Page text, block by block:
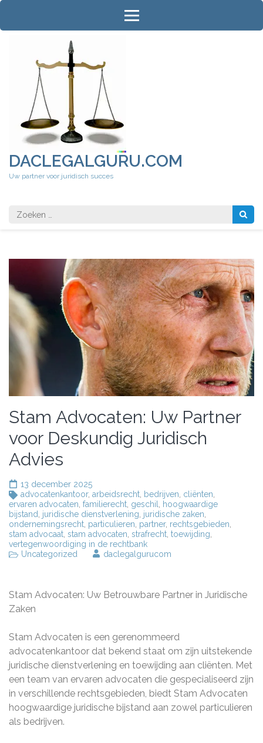
Ga
inhoud
DACLEGALGURU.COM
Uw partner voor juridisch succes
Zoeken
naar:
Stam Advocaten: Uw Partner
voor Deskundig Juridisch
Advies
13 december 2025
advocatenkantoor, arbeidsrecht bedrijven cliënten
ervaren advocaten familierecht geschil
hoogwaardige
bijstand
juridische dienstverlening juridische zaken
ondernemingsrecht particulieren partner, rechtsgebieden
stam advocaat stam advocaten strafrecht toewijding
vertegenwoordiging in de rechtbank
Uncategorized
daclegalgurucom
Stam Advocaten: Uw Betrouwbare Partner in Juridische
Zaken
Stam Advocaten is een gerenommeerd
advocatenkantoor dat bekend staat om zijn uitstekende
juridische dienstverlening en toewijding aan cliënten. Met
een team van ervaren advocaten die gespecialiseerd zijn
in verschillende rechtsgebieden, biedt Stam Advocaten
hoogwaardige juridische bijstand aan zowel particulieren
als bedrijven.